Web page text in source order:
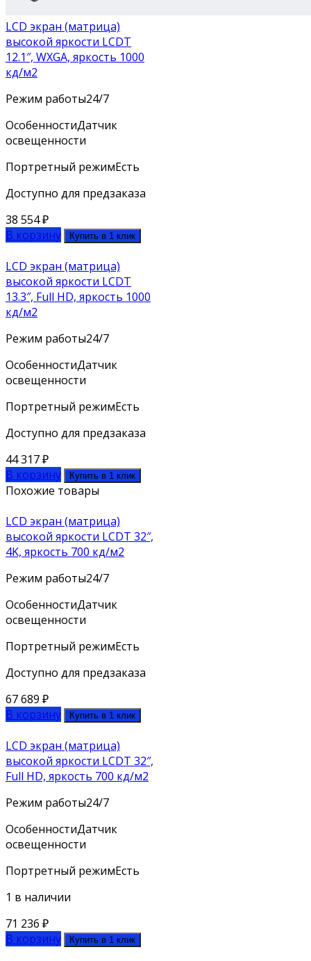
LCD экран (матрица)
высокой яркости LCDT
12.1″, WXGA, яркость 1000
кд/м2
Режим работы24/7
ОсобенностиДатчик
освещенности
Портретный режимЕсть
Доступно для предзаказа
38 554₽
В корзину
Купить в 1 клик
LCD экран (матрица)
высокой яркости LCDT
13.3″, Full HD, яркость 1000
кд/м2
Режим работы24/7
ОсобенностиДатчик
освещенности
Портретный режимЕсть
Доступно для предзаказа
44 317₽
В корзину
Купить в 1 клик
Похожие товары
LCD экран (матрица)
высокой яркости LCDT 32″,
4K, яркость 700 кд/м2
Режим работы24/7
ОсобенностиДатчик
освещенности
Портретный режимЕсть
Доступно для предзаказа
67 689 ₽
В корзину
Купить в 1 клик
LCD экран (матрица)
высокой яркости LCDT 32″,
Full HD, яркость 700 кд/м2
Режим работы24/7
ОсобенностиДатчик
освещенности
Портретный режимЕсть
1 в наличии
71 236 ₽
В корзину
Купить в 1 клик